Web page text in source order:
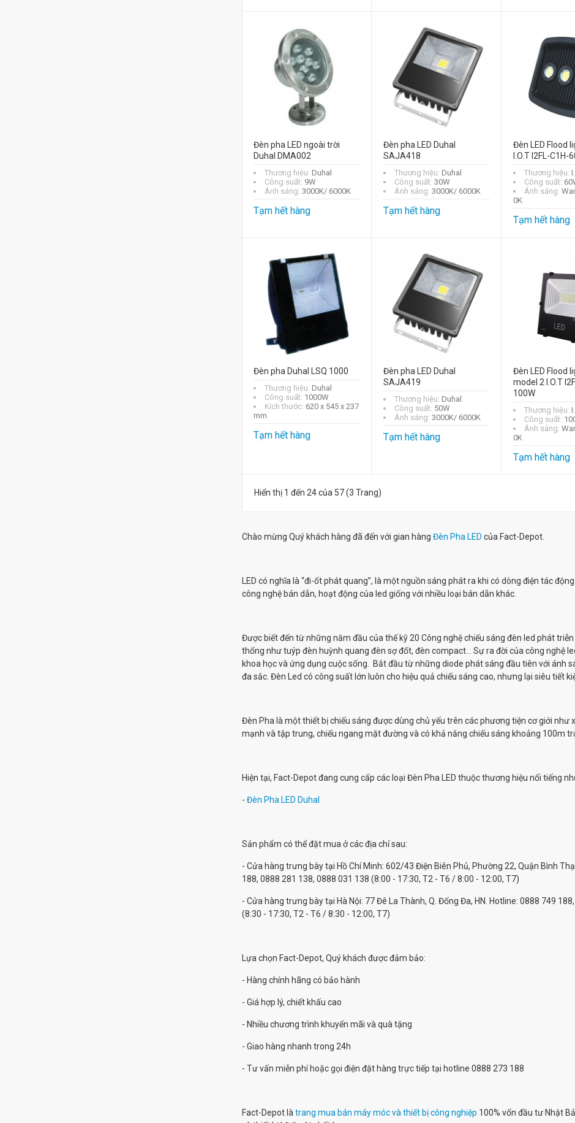
Đèn pha LED ngoài trời
Duhal DMA002
Thương hiệu: Duhal
Công suất: 9W
Ánh sáng: 3000K/ 6000K
Tạm hết hàng
Đèn pha LED Duhal
SAJA418
Thương hiệu: Duhal
Công suất: 30W
Ánh sáng: 3000K/ 6000K
Tạm hết hàng
Đèn LED Flood
I.O.T I2FL-C1H-
Thương hiệu:
Công suất:
Ánh sáng:
0K
Tạm hết hàng
Đèn pha Duhal LSQ 1000
Thương hiệu: Duhal
Công suất: 1000W
Kích thước: 620 x 545 x 237
mm
Tạm hết hàng
Đèn pha LED Duhal
SAJA419
Thương hiệu: Duhal
Công suất: 50W
Ánh sáng: 3000K/ 6000K
Tạm hết hàng
Đèn LED Flood
model 2 I.O.T
100W
Thương hiệu:
Công suất:
Ánh sáng:
0K
Tạm hết hàng
Hiển thị 1 đến 24 của 57 (3 Trang)
Chào mừng Quý khách hàng đã đến với gian hàng Đèn Pha LED của Fact-Depot.
LED có nghĩa là “đi-ốt phát quang”, là một nguồn sáng phát ra khi có dòng điện tác
công nghệ bán dẫn, hoạt động của led giống với nhiều loại bán dẫn khác.
Được biết đến từ những năm đầu của thế kỹ 20 Công nghệ chiếu sáng đèn led phát
thống như tuýp đèn huỳnh quang đèn sợ đốt, đèn compact… Sự ra đời của công nghệ
khoa học và ứng dụng cuộc sống. Bắt đầu từ những diode phát sáng đầu tiên với ánh
đa sắc. Đèn Led có công suất lớn luôn cho hiệu quả chiếu sáng cao, nhưng lại siêu tiết
Đèn Pha là một thiết bị chiếu sáng được dùng chủ yếu trên các phương tiện cơ giới như
mạnh và tập trung, chiếu ngang mặt đường và có khả năng chiếu sáng khoảng 100m
Hiện tại, Fact-Depot đang cung cấp các loại Đèn Pha LED thuộc thương hiệu nổi tiếng
- Đèn Pha LED Duhal
Sản phẩm có thể đặt mua ở các địa chỉ sau:
- Cửa hàng trưng bày tại Hồ Chí Minh: 602/43 Điện Biên Phủ, Phường 22, Quận Bình
188, 0888 281 138, 0888 031 138 (8:00 - 17:30, T2 - T6 / 8:00 - 12:00, T7)
- Cửa hàng trưng bày tại Hà Nội: 77 Đê La Thành, Q. Đống Đa, HN. Hotline: 0888 749
(8:30 - 17:30, T2 - T6 / 8:30 - 12:00, T7)
Lựa chọn Fact-Depot, Quý khách được đảm bảo:
- Hàng chính hãng có bảo hành
- Giá hợp lý, chiết khấu cao
- Nhiều chương trình khuyến mãi và quà tặng
- Giao hàng nhanh trong 24h
- Tư vấn miễn phí hoặc gọi điện đặt hàng trực tiếp tại hotline 0888 273 188
Fact-Depot là trang mua bán máy móc và thiết bị công nghiệp 100% vốn đầu tư Nhật